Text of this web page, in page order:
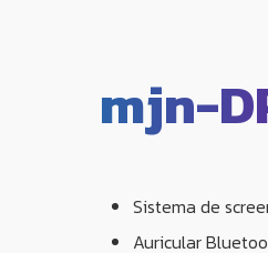
mjn-
Sistema de
Auricular